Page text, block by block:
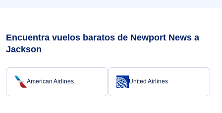
Encuentra vuelos baratos de Newport News a
Jackson
American Airlines United Airlines